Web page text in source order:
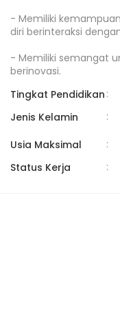
- Memiliki
diri berinteraksi
- Memiliki semangat
berinovasi.
Tingkat Pendidikan :
Jenis Kelamin
:
Usia Maksimal :
Status Kerja
: